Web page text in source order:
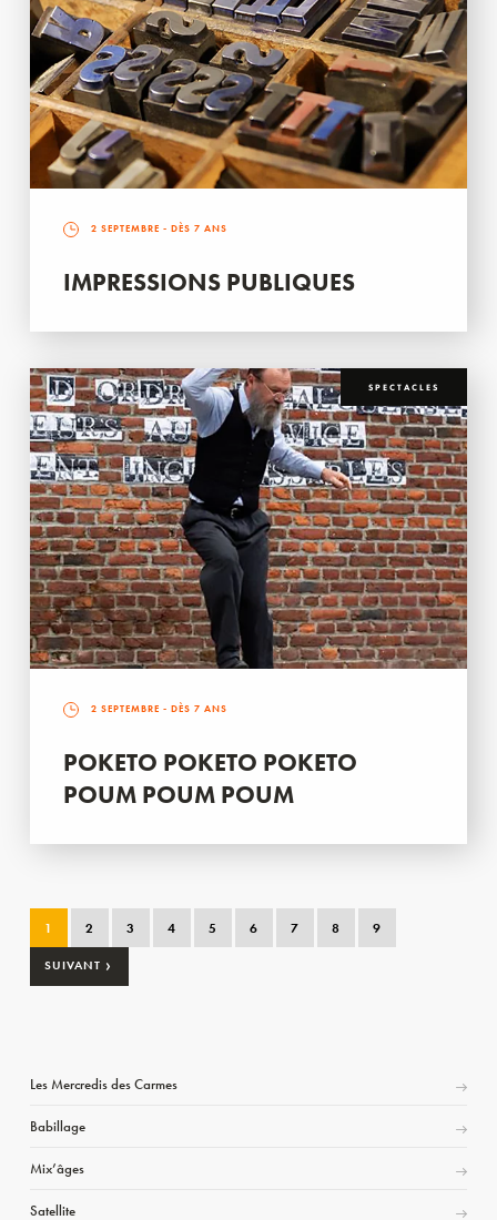
2 SEPTEMBRE - DÈS 7 ANS
IMPRESSIONS PUBLIQUES
SPECTACLES
2 SEPTEMBRE - DÈS 7 ANS
POKETO POKETO POKETO
POUM POUM POUM
1 2 3 4 5 6 7 8 9
SUIVANT ›
Les Mercredis des Carmes
Babillage
Mix’âges
Satellite